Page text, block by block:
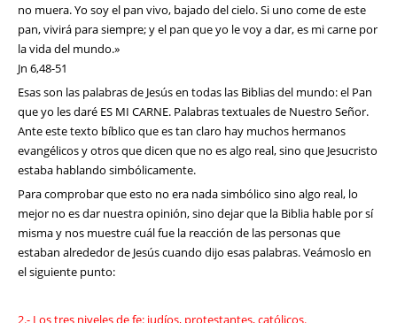
no muera. Yo soy el pan vivo, bajado del cielo. Si uno come de este
pan, vivirá para siempre; y el pan que yo le voy a dar, es mi carne por
la vida del mundo.»
Jn 6,48-51
Esas son las palabras de Jesús en todas las Biblias del mundo: el Pan
que yo les daré ES MI CARNE. Palabras textuales de Nuestro Señor.
Ante este texto bíblico que es tan claro hay muchos hermanos
evangélicos y otros que dicen que no es algo real, sino que Jesucristo
estaba hablando simbólicamente.
Para comprobar que esto no era nada simbólico sino algo real, lo
mejor no es dar nuestra opinión, sino dejar que la Biblia hable por sí
misma y nos muestre cuál fue la reacción de las personas que
estaban alrededor de Jesús cuando dijo esas palabras. Veámoslo en
el siguiente punto:
2.- Los tres niveles de fe: judíos, protestantes, católicos.